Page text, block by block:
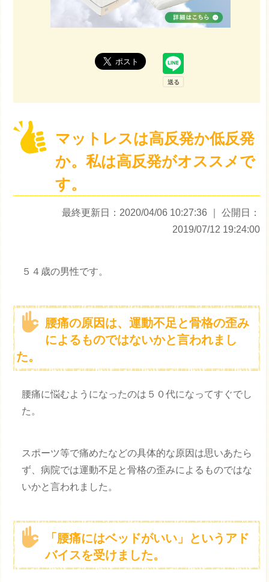
マットレスは高反発か低反発
か。私は高反発がオススメで
す。
最終更新日：2020/04/06 10:27:36 ｜ 公開日：
2019/07/12 19:24:00
５４歳の男性です。
腰痛の原因は、運動不足と骨格の歪み
によるものではないかと言われまし
た。
腰痛に悩むようになったのは５０代になってすぐでし
た。
スポーツ等で痛めたなどの具体的な原因は思いあたら
ず、病院では運動不足と骨格の歪みによるものではな
いかと言われました。
「腰痛にはベッドがいい」というアド
バイスを受けました。